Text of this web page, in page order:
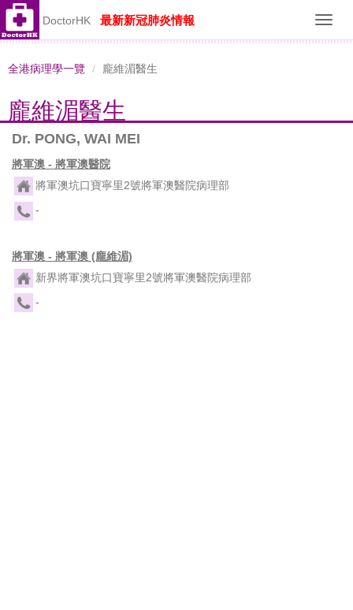
DoctorHK 最新新冠肺炎情報
全港病理學一覽 龐維湄醫生
龐維湄醫生
Dr. PONG, WAI MEI
將軍澳 - 將軍澳醫院
將軍澳坑口寶寧里2號將軍澳醫院病理部
-
將軍澳 - 將軍澳 (龐維湄)
新界將軍澳坑口寶寧里2號將軍澳醫院病理部
-